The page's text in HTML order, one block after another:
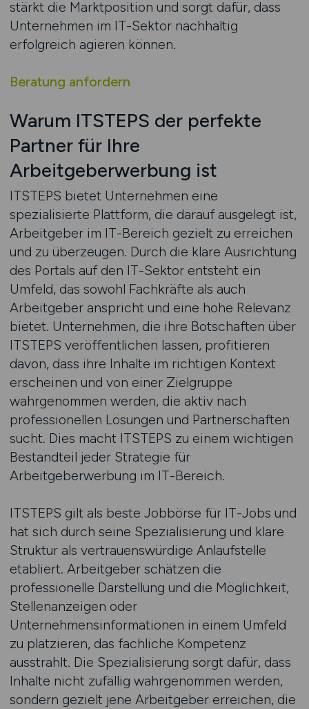
stärkt die Marktposition und sorgt dafür, dass
Unternehmen im IT-Sektor nachhaltig
erfolgreich agieren können.
Beratung anfordern
Warum ITSTEPS der perfekte
Partner für Ihre
Arbeitgeberwerbung ist
ITSTEPS bietet Unternehmen eine
spezialisierte Plattform, die darauf ausgelegt ist,
Arbeitgeber im IT-Bereich gezielt zu erreichen
und zu überzeugen. Durch die klare Ausrichtung
des Portals auf den IT-Sektor entsteht ein
Umfeld, das sowohl Fachkräfte als auch
Arbeitgeber anspricht und eine hohe Relevanz
bietet. Unternehmen, die ihre Botschaften über
ITSTEPS veröffentlichen lassen, profitieren
davon, dass ihre Inhalte im richtigen Kontext
erscheinen und von einer Zielgruppe
wahrgenommen werden, die aktiv nach
professionellen Lösungen und Partnerschaften
sucht. Dies macht ITSTEPS zu einem wichtigen
Bestandteil jeder Strategie für
Arbeitgeberwerbung im IT-Bereich.
ITSTEPS gilt als beste Jobbörse für IT-Jobs und
hat sich durch seine Spezialisierung und klare
Struktur als vertrauenswürdige Anlaufstelle
etabliert. Arbeitgeber schätzen die
professionelle Darstellung und die Möglichkeit,
Stellenanzeigen oder
Unternehmensinformationen in einem Umfeld
zu platzieren, das fachliche Kompetenz
ausstrahlt. Die Spezialisierung sorgt dafür, dass
Inhalte nicht zufällig wahrgenommen werden,
sondern gezielt jene Arbeitgeber erreichen, die